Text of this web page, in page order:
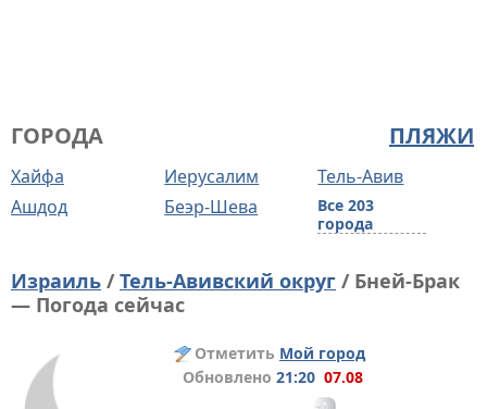
ПЛЯЖИ
ГОРОДА
Хайфа Иерусалим
Тель-Авив
Ашдод
Беэр-Шева
Все 203
города
Израиль /Тель-Авивский округ / Бней-Брак
— Погода сейчас
Отметить Мой город
Обновлено 21:20 07.08